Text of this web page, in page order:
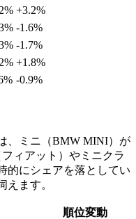
+3.2%
-1.6%
-1.7%
+1.8%
-0.9%
、ミニ（BMW MINI）が
ィアット）やミニクラ
的にシェアを落としてい
えます。
順位変動